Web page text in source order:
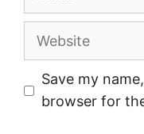
Website
Save my
browser for